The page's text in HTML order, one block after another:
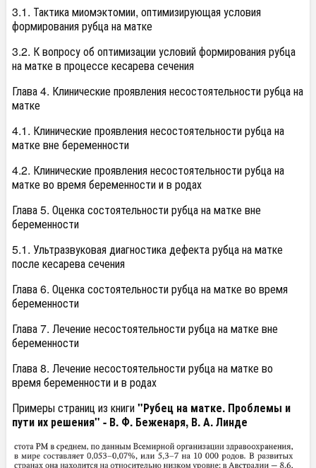
3.1. Тактика миомэктомии, оптимизирующая условия
формирования рубца на матке
3.2. К вопросу об оптимизации условий формирования рубца
на матке в процессе кесарева сечения
Глава 4. Клинические проявления несостоятельности рубца на
матке
4.1. Клинические проявления несостоятельности рубца на
матке вне беременности
4.2. Клинические проявления несостоятельности рубца на
матке во время беременности и в родах
Глава 5. Оценка состоятельности рубца на матке вне
беременности
5.1. Ультразвуковая диагностика дефекта рубца на матке
после кесарева сечения
Глава 6. Оценка состоятельности рубца на матке во время
беременности
Глава 7. Лечение несостоятельности рубца на матке вне
беременности
Глава 8. Лечение несостоятельности рубца на матке во
время беременности и в родах
Примеры страниц из книги"Рубец на матке. Проблемы и
пути их решения" - В. Ф. Беженаря, В. А. Линде